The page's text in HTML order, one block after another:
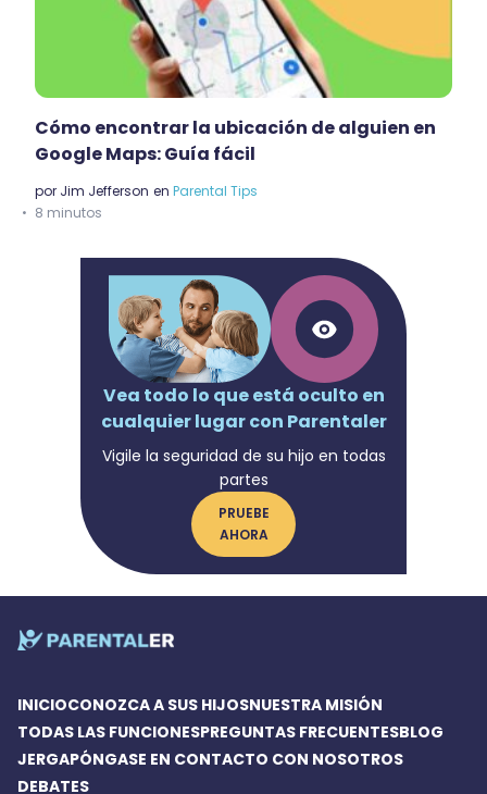
Cómo encontrar la ubicación de alguien en
Google Maps: Guía fácil
por Jim Jefferson en Parental Tips
8 minutos
Vea todo lo que está oculto en
cualquier lugar con Parentaler
Vigile la seguridad de su hijo en todas
partes
PRUEBE
AHORA
INICIOCONOZCA A SUS HIJOSNUESTRA MISIÓN
TODAS LAS FUNCIONESPREGUNTAS FRECUENTESBLOG
JERGAPÓNGASE EN CONTACTO CON NOSOTROS
DEBATES